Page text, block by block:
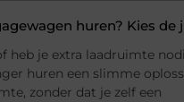
huren? Kies de
heb je extra laadruimte
huren een slimme
zonder dat je zelf een